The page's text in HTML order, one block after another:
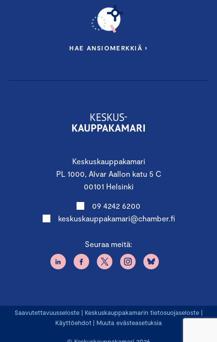
Keskuskauppakamari
PL 1000, Alvar Aallon katu 5 C
00101 Helsinki
09 4242 6200
keskuskauppakamari@chamber.fi
Seuraa meitä:
HAE ANSIOMERKKIÄ ›
Saavutettavuusseloste | Keskuskauppakamarin tietosuojaseloste |
Käyttöehdot | Muuta evästeasetuksia